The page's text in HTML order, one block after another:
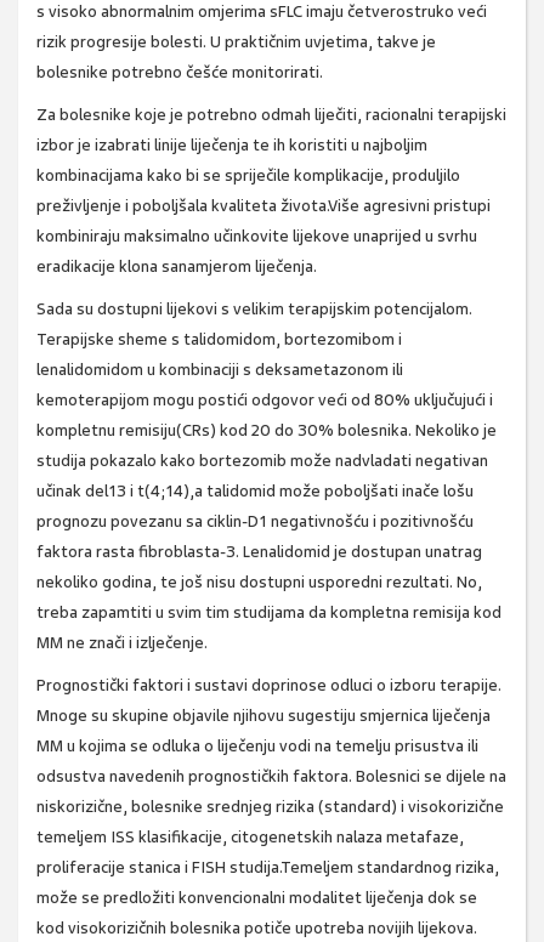
s visoko abnormalnim omjerima sFLC imaju četverostruko veći
rizik progresije bolesti. U praktičnim uvjetima, takve je
bolesnike potrebno češće monitorirati.
Za bolesnike koje je potrebno odmah liječiti, racionalni terapijski
izbor je izabrati linije liječenja te ih koristiti u najboljim
kombinacijama kako bi se spriječile komplikacije, produljilo
preživljenje i poboljšala kvaliteta života.Više agresivni pristupi
kombiniraju maksimalno učinkovite lijekove unaprijed u svrhu
eradikacije klona sanamjerom liječenja.
Sada su dostupni lijekovi s velikim terapijskim potencijalom.
Terapijske sheme s talidomidom, bortezomibom i
lenalidomidom u kombinaciji s deksametazonom ili
kemoterapijom mogu postići odgovor veći od 80% uključujući i
kompletnu remisiju(CRs) kod 20 do 30% bolesnika. Nekoliko je
studija pokazalo kako bortezomib može nadvladati negativan
učinak del13 i t(4;14),a talidomid može poboljšati inače lošu
prognozu povezanu sa ciklin-D1 negativnošću i pozitivnošću
faktora rasta fibroblasta-3. Lenalidomid je dostupan unatrag
nekoliko godina, te još nisu dostupni usporedni rezultati. No,
treba zapamtiti u svim tim studijama da kompletna remisija kod
MM ne znači i izlječenje.
Prognostički faktori i sustavi doprinose odluci o izboru terapije.
Mnoge su skupine objavile njihovu sugestiju smjernica liječenja
MM u kojima se odluka o liječenju vodi na temelju prisustva ili
odsustva navedenih prognostičkih faktora. Bolesnici se dijele na
niskorizične, bolesnike srednjeg rizika (standard) i visokorizične
temeljem ISS klasifikacije, citogenetskih nalaza metafaze,
proliferacije stanica i FISH studija.Temeljem standardnog rizika,
može se predložiti konvencionalni modalitet liječenja dok se
kod visokorizičnih bolesnika potiče upotreba novijih lijekova.